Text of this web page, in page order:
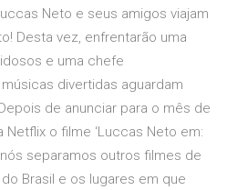
Neto e seus amigos viajam
Desta vez, enfrentarão uma
e uma chefe
divertidas aguardam
de anunciar para o mês de
o filme ‘Luccas Neto em:
nós separamos outros filmes de
Brasil e os lugares em que